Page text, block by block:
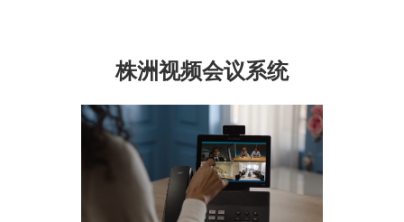
株洲视频会议系统